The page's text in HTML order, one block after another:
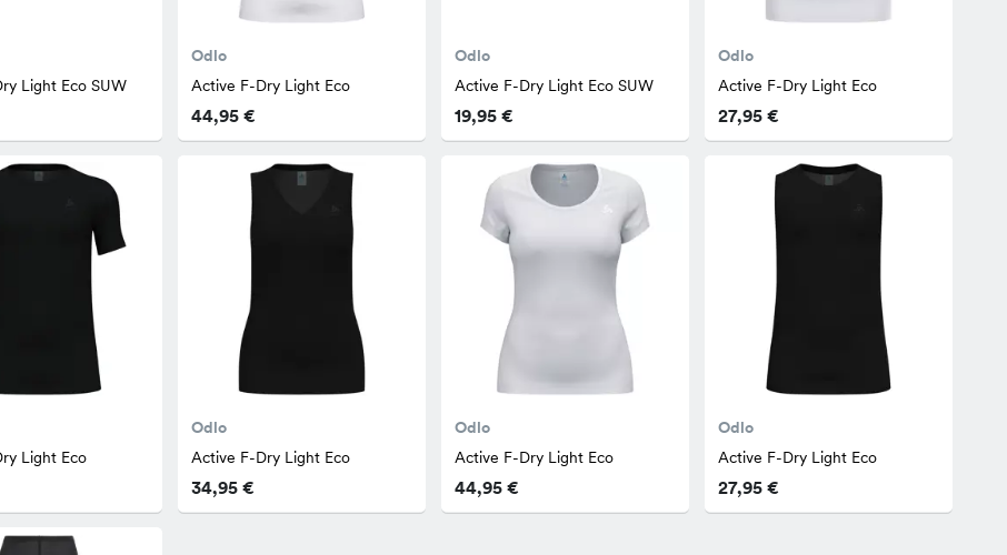
Light Eco SUW
Odlo
Active F-Dry Light Eco
44,95 €
Odlo
Active F-Dry Light Eco SUW
19,95 €
Odlo
Active F-Dry Light Eco
27,95 €
Light Eco
Odlo
Active F-Dry Light Eco
34,95 €
Odlo
Active F-Dry Light Eco
44,95 €
Odlo
Active F-Dry Light Eco
27,95 €